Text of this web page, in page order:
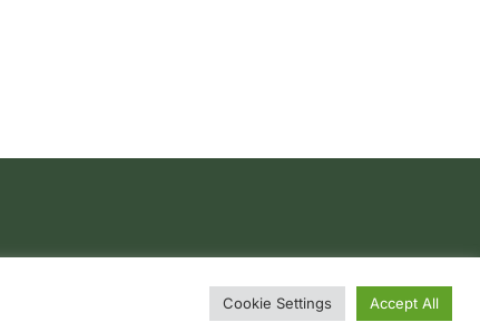
Cookie Settings Accept All